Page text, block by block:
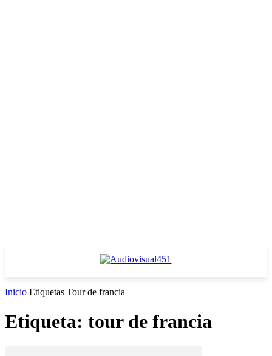
Inicio Etiquetas Tour de francia
Etiqueta: tour de francia